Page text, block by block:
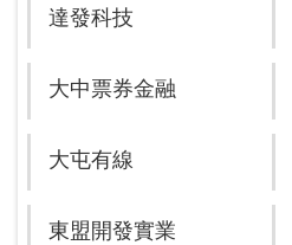
達發科技
大中票券金融
大屯有線
東盟開發實業